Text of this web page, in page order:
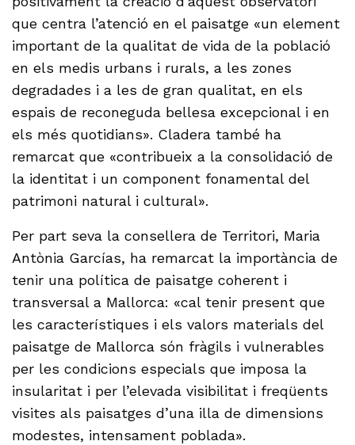
que centra l’atenció en el paisatge «un element
important de la qualitat de vida de la població
en els medis urbans i rurals, a les zones
degradades i a les de gran qualitat, en els
espais de reconeguda bellesa excepcional i en
els més quotidians». Cladera també ha
remarcat que «contribueix a la consolidació de
la identitat i un component fonamental del
patrimoni natural i cultural».
Per part seva la consellera de Territori, Maria
Antònia Garcías, ha remarcat la importància de
tenir una política de paisatge coherent i
transversal a Mallorca: «cal tenir present que
les característiques i els valors materials del
paisatge de Mallorca són fràgils i vulnerables
per les condicions especials que imposa la
insularitat i per l’elevada visibilitat i freqüents
visites als paisatges d’una illa de dimensions
modestes, intensament poblada».